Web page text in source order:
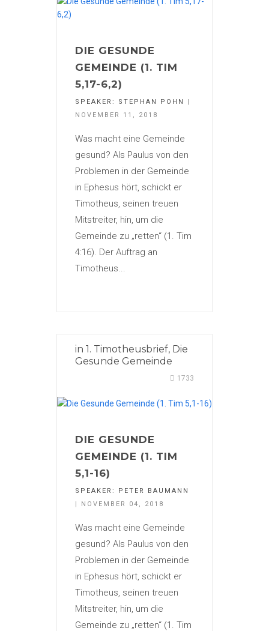
DIE GESUNDE
GEMEINDE (1. TIM
5,17-6,2)
SPEAKER: STEPHAN POHN
NOVEMBER 11, 2018
Was macht eine Gemeinde
gesund? Als Paulus von den
Problemen in der Gemeinde
in Ephesus hört, schickt er
Timotheus, seinen treuen
Mitstreiter, hin, um die
Gemeinde zu „retten“ (1. Tim
4:16). Der Auftrag an
Timotheus...
in 1. Timotheusbrief, Die
Gesunde Gemeinde
1733
DIE GESUNDE
GEMEINDE (1. TIM
5,1-16)
SPEAKER: PETER BAUMANN
| NOVEMBER 04, 2018
Was macht eine Gemeinde
gesund? Als Paulus von den
Problemen in der Gemeinde
in Ephesus hört, schickt er
Timotheus, seinen treuen
Mitstreiter, hin, um die
Gemeinde zu „retten“ (1. Tim